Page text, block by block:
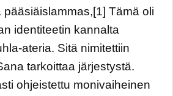
Tämä oli
identiteetin kannalta
ateria. Sitä nimitettiin
tarkoittaa järjestystä.
ohjeistettu monivaiheinen